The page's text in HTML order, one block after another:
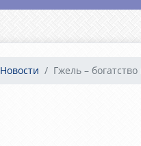
Новости Гжель –